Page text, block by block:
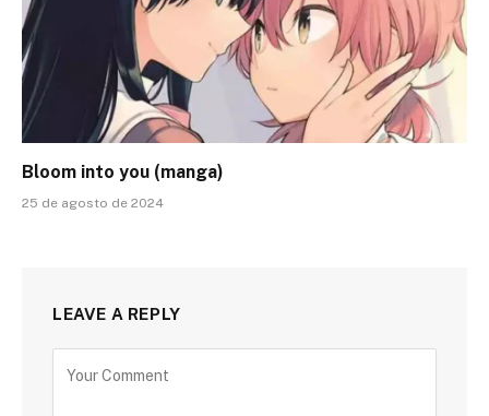
Bloom into you (manga)
25 de agosto de 2024
LEAVE A REPLY